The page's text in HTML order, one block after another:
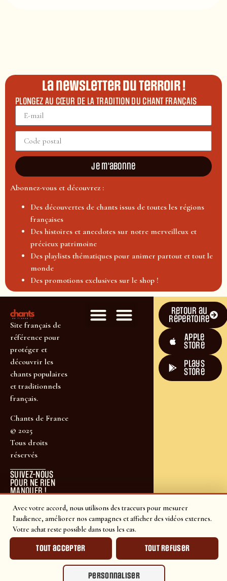
Avec votre accord, nous utilisons des traceurs pour mesurer
l'audience, améliorer nos campagnes et afficher des vidéos externes.
Votre achat reste possible dans tous les cas.
Tout accepter Tout refuser
Personnaliser
La newsletter du terroir !
PLONGEZ AU CŒUR DE LA TRADITION DU CHANT FRANÇAIS
Je m'abonne
Abonnez-vous et découvrez :
Des découvertes de chants issus de toutes les régions
françaises
Des histoires et anecdotes sur notre merveilleux et
précieux patrimoine
Des playlists thématiques pour animer partout et tout le
monde
Des promotions exclusives sur le shop !
Site français de
référence pour
protéger et
découvrir les
chants populaires
et traditionnels
français.
Chants de France
© 2025
Tous droits
réservés
SUIVEZ-NOUS
POUR NE RIEN
MANQUER !
Retour au
répertoire
Apple
Store
plays
store